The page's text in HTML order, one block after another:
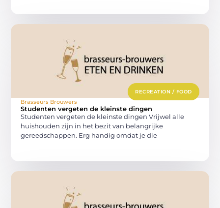
RECREATION / FOOD
Brasseurs Brouwers
Studenten vergeten de kleinste dingen
Studenten vergeten de kleinste dingen Vrijwel alle
huishouden zijn in het bezit van belangrijke
gereedschappen. Erg handig omdat je die